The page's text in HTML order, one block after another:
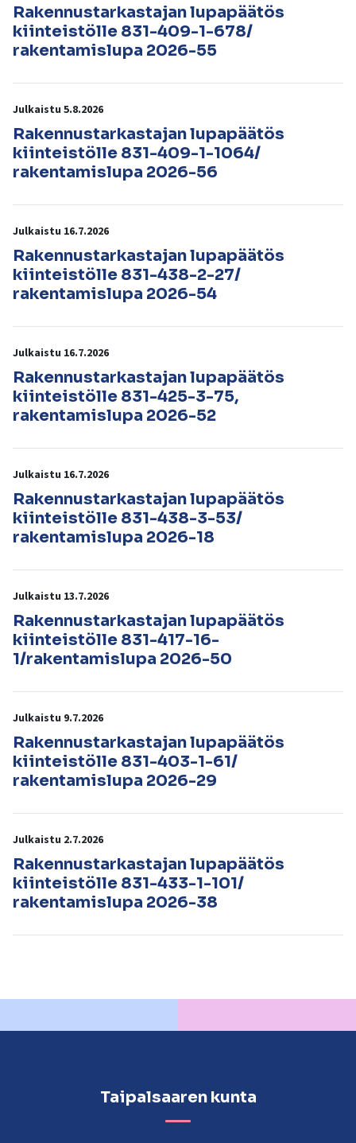
kosketus-
ja
pyyhkäisyliikkeitä.
Rakennustarkastajan lupapäätös
kiinteistölle 831-409-1-678/
rakentamislupa 2026-55
Julkaistu 5.8.2026
Rakennustarkastajan lupapäätös
kiinteistölle 831-409-1-1064/
rakentamislupa 2026-56
Julkaistu 16.7.2026
Rakennustarkastajan lupapäätös
kiinteistölle 831-438-2-27/
rakentamislupa 2026-54
Julkaistu 16.7.2026
Rakennustarkastajan lupapäätös
kiinteistölle 831-425-3-75,
rakentamislupa 2026-52
Julkaistu 16.7.2026
Rakennustarkastajan lupapäätös
kiinteistölle 831-438-3-53/
rakentamislupa 2026-18
Julkaistu 13.7.2026
Rakennustarkastajan lupapäätös
kiinteistölle 831-417-16-
1/rakentamislupa 2026-50
Julkaistu 9.7.2026
Rakennustarkastajan lupapäätös
kiinteistölle 831-403-1-61/
rakentamislupa 2026-29
Julkaistu 2.7.2026
Rakennustarkastajan lupapäätös
kiinteistölle 831-433-1-101/
rakentamislupa 2026-38
Taipalsaaren kunta